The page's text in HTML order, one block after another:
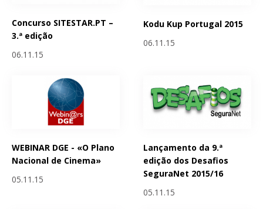
Concurso SITESTAR.PT –
3.ª edição
06.11.15
Kodu Kup Portugal 2015
06.11.15
WEBINAR DGE - «O Plano
Nacional de Cinema»
05.11.15
Lançamento da 9.ª
edição dos Desafios
SeguraNet 2015/16
05.11.15